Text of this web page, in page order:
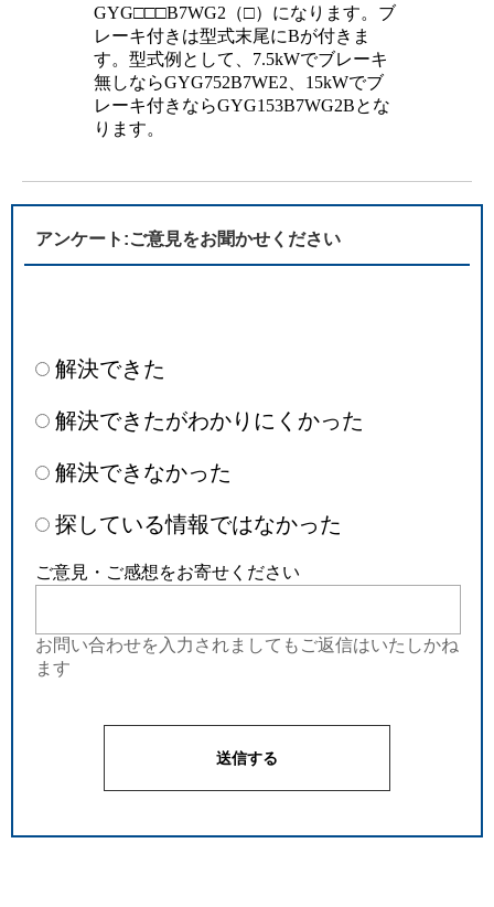
GYG□□□B7WG2（□）になります。ブ
レーキ付きは型式末尾にBが付きま
す。型式例として、7.5kWでブレーキ
無しならGYG752B7WE2、15kWでブ
レーキ付きならGYG153B7WG2Bとな
ります。
アンケート:ご意見をお聞かせください
解決できた
解決できたがわかりにくかった
解決できなかった
探している情報ではなかった
ご意見・ご感想をお寄せください
お問い合わせを入力されましてもご返信はいたしかね
ます